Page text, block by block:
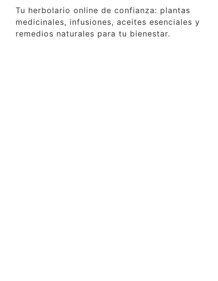
Tu herbolario online de confianza: plantas
medicinales, infusiones, aceites esenciales y
remedios naturales para tu bienestar.